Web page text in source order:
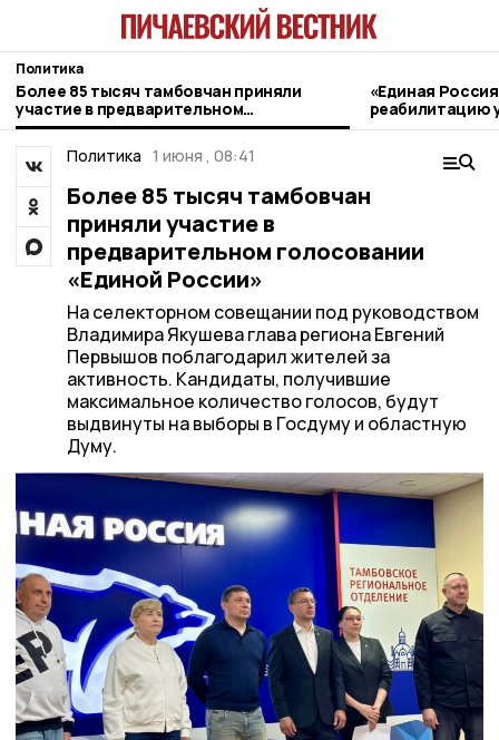
Политика
Более 85 тысяч тамбовчан приняли
участие в предварительном
голосовании «Единой России»
«Единая
реабилитацию
Политика 1 июня , 08:41
Более 85 тысяч тамбовчан
приняли участие в
предварительном голосовании
«Единой России»
На селекторном совещании под руководством
Владимира Якушева глава региона Евгений
Первышов поблагодарил жителей за
активность. Кандидаты, получившие
максимальное количество голосов, будут
выдвинуты на выборы в Госдуму и областную
Думу.